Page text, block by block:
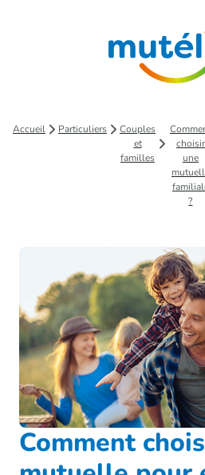
Accueil Particuliers
Couples
et
familles
choisir
une
?
Comment